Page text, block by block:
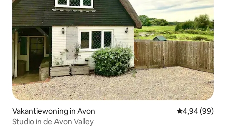
Vakantiewoning in Avon Gemiddelde
4,94 (99)
Studio in de Avon Valley